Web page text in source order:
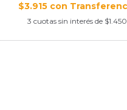
$3.915 con
3 cuotas sin interés de $1.450